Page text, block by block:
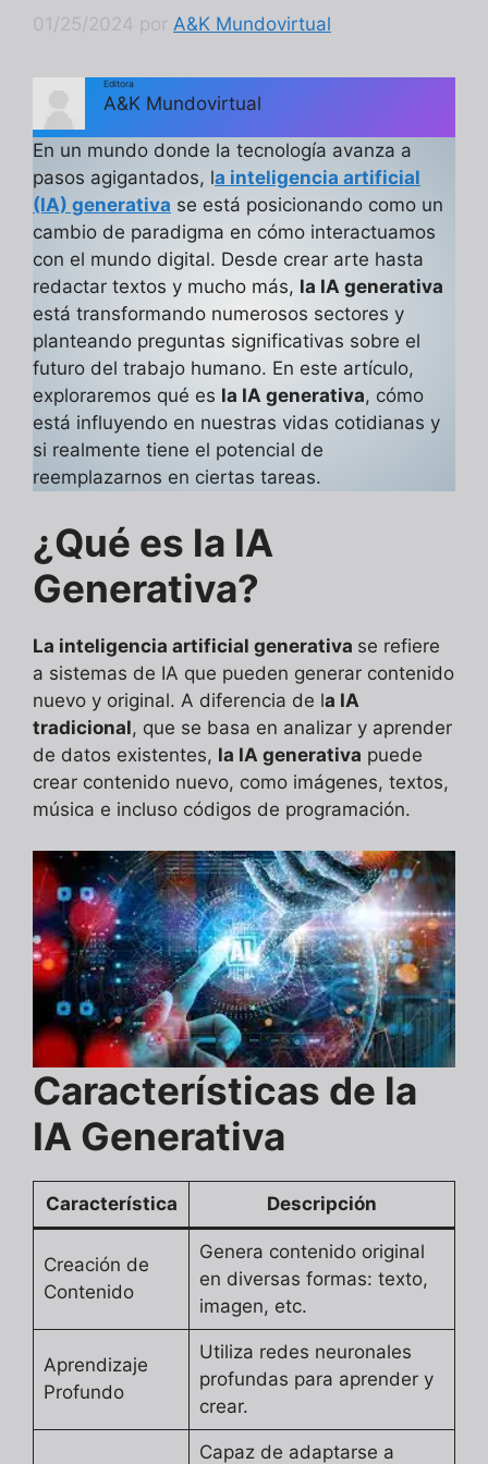
01/25/2024 por A&K Mundovirtual
Editora
A&K Mundovirtual
En un mundo donde la tecnología avanza a
pasos agigantados, la inteligencia artificial
(IA) generativa se está posicionando como un
cambio de paradigma en cómo interactuamos
con el mundo digital. Desde crear arte hasta
redactar textos y mucho más, la IA generativa
está transformando numerosos sectores y
planteando preguntas significativas sobre el
futuro del trabajo humano. En este artículo,
exploraremos qué es la IA generativa, cómo
está influyendo en nuestras vidas cotidianas y
si realmente tiene el potencial de
reemplazarnos en ciertas tareas.
¿Qué es la IA
Generativa?
La inteligencia artificial generativa se refiere
a sistemas de IA que pueden generar contenido
nuevo y original. A diferencia de la IA
tradicional, que se basa en analizar y aprender
de datos existentes, la IA generativa puede
crear contenido nuevo, como imágenes, textos,
música e incluso códigos de programación.
Características de la
IA Generativa
Característica Descripción
Creación de
Contenido
Genera contenido original
en diversas formas: texto,
imagen, etc.
Aprendizaje
Profundo
Utiliza redes neuronales
profundas para aprender y
crear.
Capaz de adaptarse a